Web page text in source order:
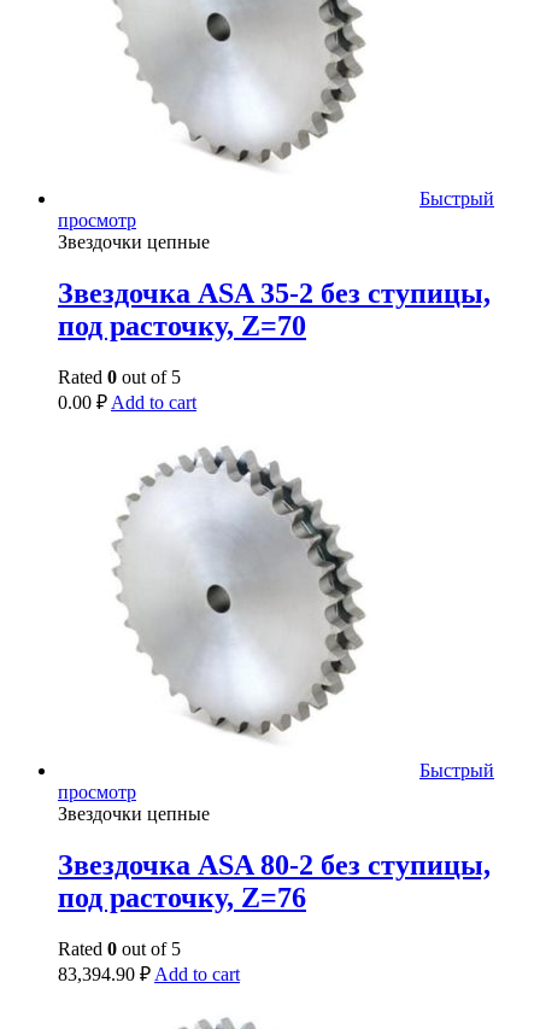
Быстрый
просмотр
Звездочки цепные
Звездочка ASA 35-2 без ступицы,
под расточку, Z=70
Rated 0 out of 5
0.00 ₽ Add to cart
Быстрый
просмотр
Звездочки цепные
Звездочка ASA 80-2 без ступицы,
под расточку, Z=76
Rated 0 out of 5
83,394.90 ₽ Add to cart